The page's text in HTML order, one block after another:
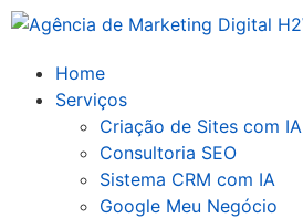
Home
Serviços
Criação de Sites com IA
Consultoria SEO
Sistema CRM com IA
Google Meu Negócio